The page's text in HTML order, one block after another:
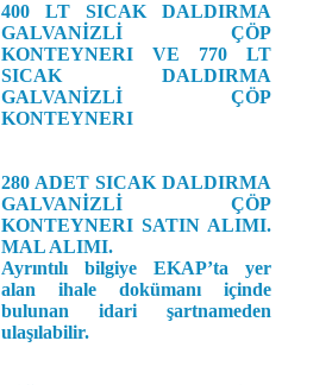
400 LT SICAK DALDIRMA
GALVANİZLİ ÇÖP
KONTEYNERI VE 770 LT
SICAK DALDIRMA
GALVANİZLİ ÇÖP
KONTEYNERI
280 ADET SICAK DALDIRMA
GALVANİZLİ ÇÖP
KONTEYNERI SATIN ALIMI.
MAL ALIMI.
Ayrıntılı bilgiye EKAP’ta yer
alan ihale dokümanı içinde
bulunan idari şartnameden
ulaşılabilir.